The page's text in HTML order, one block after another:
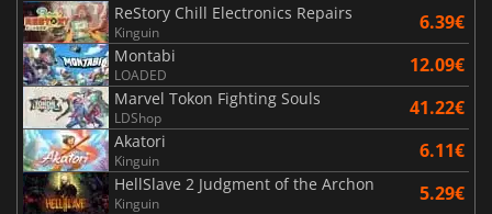
ReStory Chill Electronics Repairs
Kinguin 6.39€
Montabi
LOADED 12.09€
Marvel Tokon Fighting Souls
LDShop 41.22€
Akatori
Kinguin 6.11€
HellSlave 2 Judgment of the Archon
Kinguin 5.29€